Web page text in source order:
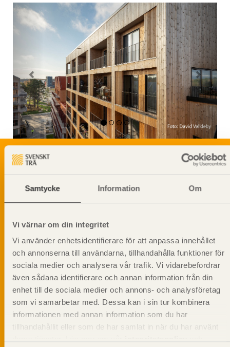
Samtycke Information Om
Vi värnar om din integritet
Vi använder enhetsidentifierare för att anpassa innehållet
och annonserna till användarna, tillhandahålla funktioner för
sociala medier och analysera vår trafik. Vi vidarebefordrar
även sådana identifierare och annan information från din
enhet till de sociala medier och annons- och analysföretag
som vi samarbetar med. Dessa kan i sin tur kombinera
informationen med annan information som du har
tillhandahållit eller som de har samlat in när du har använt
Föregående Nästa
Svenskt Träs Produktkatalog är svensk
sågverksnärings digitala produktkatalog för att
beskriva träprodukter och deras unika
Prenumerera på Svenskt Träs
informationsutskick!